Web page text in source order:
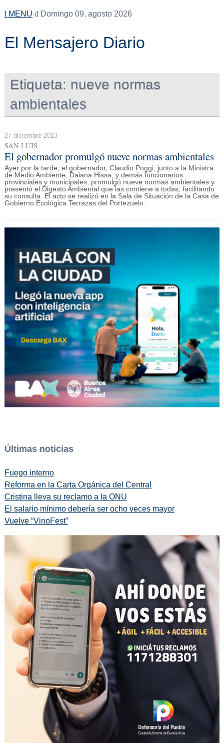
MENU Domingo 09, agosto 2026
El Mensajero Diario
Etiqueta: nueve normas
ambientales
27 diciembre 2013
SAN LUIS
El gobernador promulgó nueve normas ambientales
Ayer por la tarde, el gobernador, Claudio Poggi, junto a la Ministra
de Medio Ambiente, Daiana Hissa, y demás funcionarios
provinciales y municipales, promulgó nueve normas ambientales y
presentó el Digesto Ambiental que las contiene a todas, facilitando
su consulta. El acto se realizó en la Sala de Situación de la Casa de
Gobierno Ecológica Terrazas del Portezuelo.
Últimas noticias
Fuego interno
Reforma en la Carta Orgánica del Central
Cristina lleva su reclamo a la ONU
El salario mínimo debería ser ocho veces mayor
Vuelve “VinoFest”